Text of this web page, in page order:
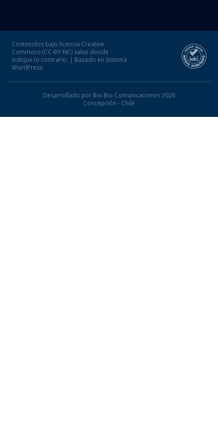
Contenidos bajo licencia Creative
Commons (CC-BY-NC) salvo donde
indique lo contrario. | Basado en Sistema
WordPress.
Desarrollado por Bio Bio Comunicaciones 2026
Concepción - Chile